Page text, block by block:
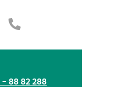
88 82 288